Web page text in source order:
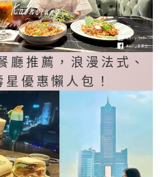
廳推薦，浪漫法式、
優惠懶人包！